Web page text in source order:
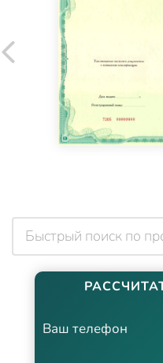
Ваш телефон